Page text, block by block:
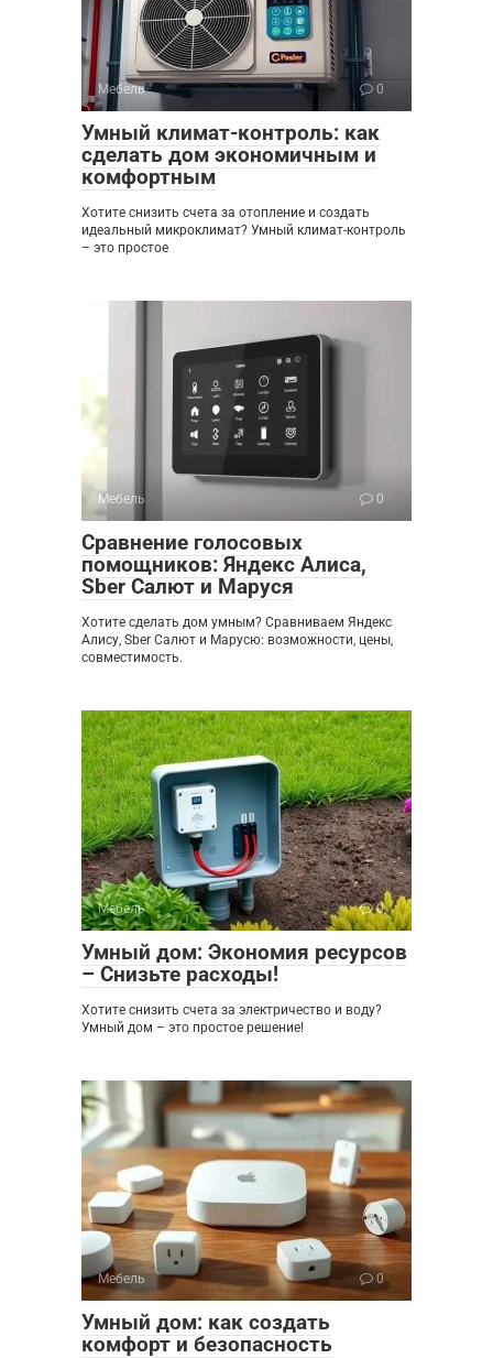
Мебель 0
Умный климат-контроль: как
сделать дом экономичным и
комфортным
Хотите снизить счета за отопление и создать
идеальный микроклимат? Умный климат-контроль
– это простое
Мебель 0
Сравнение голосовых
помощников: Яндекс Алиса,
Sber Салют и Маруся
Хотите сделать дом умным? Сравниваем Яндекс
Алису, Sber Салют и Марусю: возможности, цены,
совместимость.
Мебель 0
Умный дом: Экономия ресурсов
– Снизьте расходы!
Хотите снизить счета за электричество и воду?
Умный дом – это простое решение!
Мебель 0
Умный дом: как создать
комфорт и безопасность